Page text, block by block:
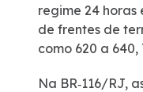
Fale Conosco
regime 24 horas
de frentes de
como 620 a
Na BR‑116/RJ,